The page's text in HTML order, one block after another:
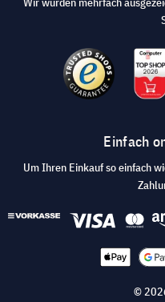
Einfach
Um Ihren Einkauf so einfach
©